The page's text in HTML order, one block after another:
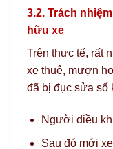
3.2. Trách
hữu xe
Trên thực tế, rất
xe thuê, mượn
đã bị đục sửa số
Người điều
Sau đó mới